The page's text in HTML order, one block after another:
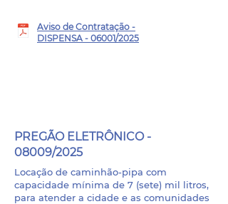
Aviso de Contratação -
DISPENSA - 06001/2025
PREGÃO ELETRÔNICO -
08009/2025
Locação de caminhão-pipa com
capacidade mínima de 7 (sete) mil litros,
para atender a cidade e as comunidades